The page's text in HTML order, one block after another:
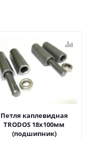
Петля каплевидная
TRODOS 18х100мм
(подшипник)